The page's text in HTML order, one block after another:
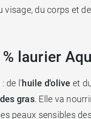
du corps et
laurier
de l'huile d'olive et
gras. Elle va
peaux sensibles